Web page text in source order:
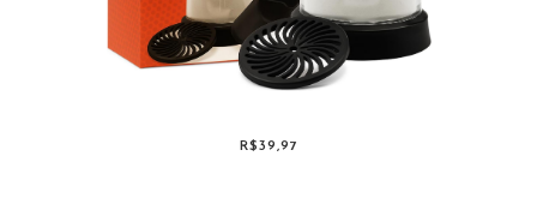
R$39,97